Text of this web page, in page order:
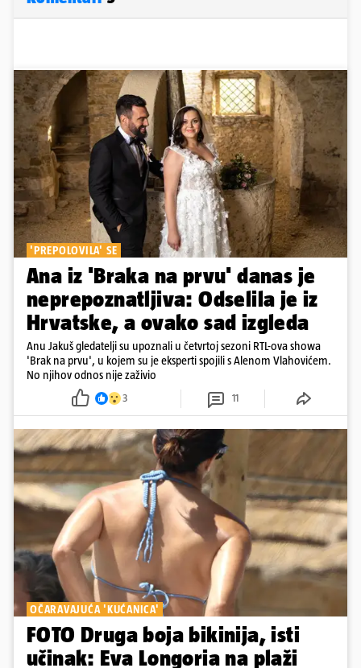
'PREPOLOVILA' SE
Ana iz 'Braka na prvu' danas je
neprepoznatljiva: Odselila je iz
Hrvatske, a ovako sad izgleda
Anu Jakuš gledatelji su upoznali u četvrtoj sezoni RTL-ova showa
'Brak na prvu', u kojem su je eksperti spojili s Alenom Vlahovićem.
No njihov odnos nije zaživio
3 11
OČARAVAJUĆA 'KUĆANICA'
FOTO Druga boja bikinija, isti
učinak: Eva Longoria na plaži